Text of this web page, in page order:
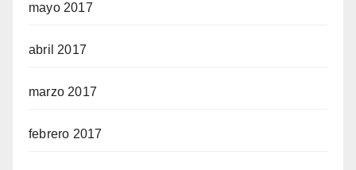
mayo 2017
abril 2017
marzo 2017
febrero 2017